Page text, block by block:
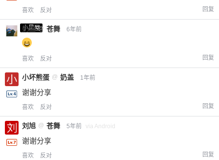
喜欢 反对 回复
小黑屋
奶盖 @ 苍舞 6年前
喜欢 反对 回复
小坏熊蛋 @ 奶盖 1年前
谢谢分享
喜欢 反对 回复
刘旭 @ 苍舞 5年前 via Android
谢谢分享
喜欢 反对 回复